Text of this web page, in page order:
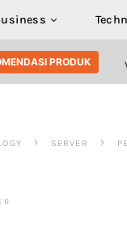
PRODUK
SERVER